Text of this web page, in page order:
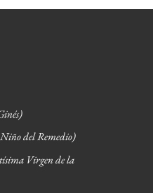
del Remedio)
Virgen de la